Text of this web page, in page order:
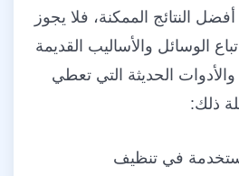
النتائج الممكنة، فلا يجوز
الوسائل والأساليب القديمة
الحديثة التي تعطي
ذلك:
في تنظيف